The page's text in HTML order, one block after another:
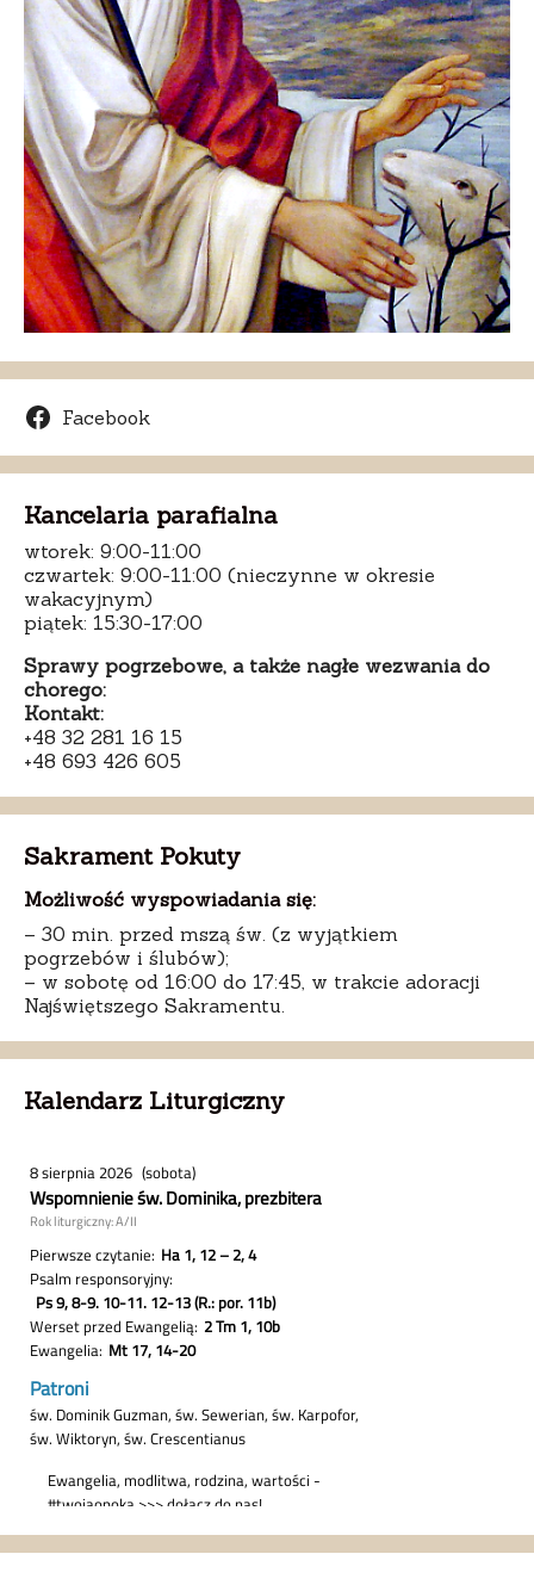
Facebook
Kancelaria parafialna
wtorek: 9:00-11:00
czwartek: 9:00-11:00 (nieczynne w okresie
wakacyjnym)
piątek: 15:30-17:00
Sprawy pogrzebowe, a także nagłe wezwania do
chorego:
Kontakt:
+48 32 281 16 15
+48 693 426 605
Sakrament Pokuty
Możliwość wyspowiadania się:
– 30 min. przed mszą św. (z wyjątkiem
pogrzebów i ślubów);
– w sobotę od 16:00 do 17:45, w trakcie adoracji
Najświętszego Sakramentu.
Kalendarz Liturgiczny